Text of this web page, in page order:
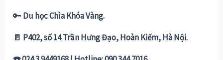
🔑 Du học Chìa Khóa Vàng.
🚪 P402, số 14 Trần Hưng Đạo, Hoàn Kiếm, Hà Nội.